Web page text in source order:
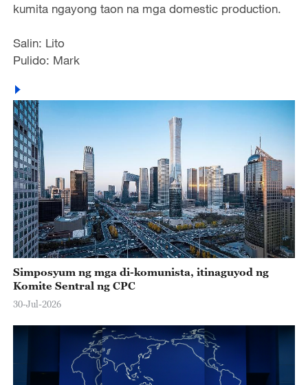
kumita ngayong taon na mga domestic production.
Salin: Lito
Pulido: Mark
Simposyum ng mga di-komunista, itinaguyod ng
Komite Sentral ng CPC
30-Jul-2026